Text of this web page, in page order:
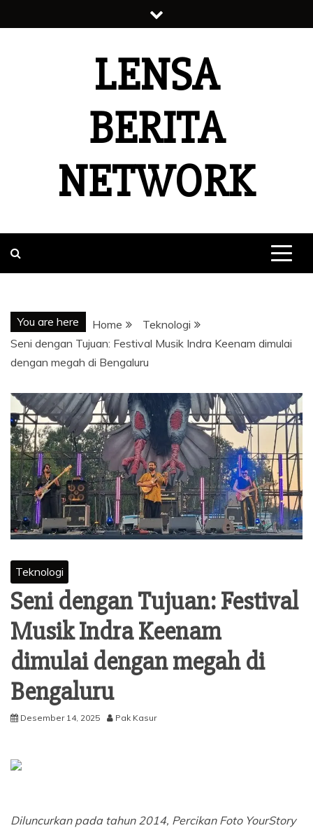
to
LENSA
BERITA
NETWORK
You are here Home
Teknologi
Seni dengan Tujuan: Festival Musik Indra Keenam dimulai
dengan megah di Bengaluru
Teknologi
Seni dengan Tujuan: Festival
Musik Indra Keenam
dimulai dengan megah di
Bengaluru
Desember 14, 2025 Pak Kasur
Diluncurkan pada tahun 2014, Percikan FotoYourStory